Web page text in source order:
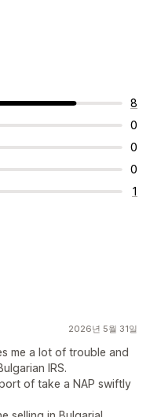
8
0
0
0
1
2026년 5월 31일
me a lot of trouble and
IRS.
of take a NAP swiftly